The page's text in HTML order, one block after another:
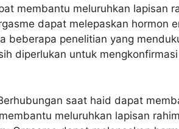
membantu meluruhkan lapisan
dapat melepaskan hormon
beberapa penelitian yang
diperlukan untuk
saat haid dapat
meluruhkan lapisan